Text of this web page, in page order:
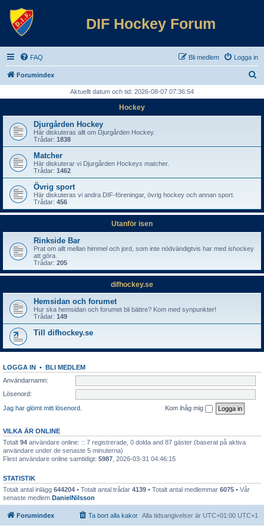
DIF Hockey Forum
FAQ Logga in
Bli medlem
Forumindex
Aktuellt datum och tid: 2026-08-07 07:36:54
Hockey
Djurgården Hockey
Här diskuteras allt om Djurgården Hockey.
Trådar: 1838
Matcher
Här diskuterar vi Djurgården Hockeys matcher.
Trådar: 1462
Övrig sport
Här diskuteras vi andra DIF-föreningar, övrig hockey och annan sport.
Trådar: 456
Utanför isen
Rinkside Bar
Prat om allt mellan himmel och jord, som inte nödvändigtvis har med ishockey
att göra.
Trådar: 205
difhockey.se
Hemsidan och forumet
Hur ska hemsidan och forumet bli bättre? Kom med synpunkter!
Trådar: 149
Till difhockey.se
LOGGA IN • BLI MEDLEM
Användarnamn:
Lösenord:
Jag har glömt mitt lösenord.
Kom ihåg mig
VILKA ÄR ONLINE
Totalt 94 användare online: :: 7 registrerade, 0 dolda and 87 gäster (baserat på aktiva
användare under de senaste 5 minuterna)
Flest användare online samtidigt: 5987 , 2026-03-31 04:46:15
STATISTIK
Totalt antal inlägg 644204 • Totalt antal trådar 4139 • Totalt antal medlemmar 6075 • Vår
senaste medlem DanielNilsson
Forumindex Alla tidsangivelser är UTC+01:00 UTC+1
Ta bort alla kakor